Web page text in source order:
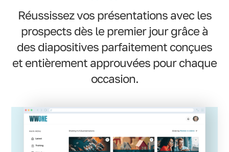
Réussissez vos présentations avec les
prospects dès le premier jour grâce à
des diapositives parfaitement conçues
et entièrement approuvées pour chaque
occasion.